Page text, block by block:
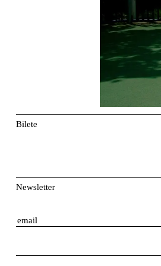
Bilete
Newsletter
E
i